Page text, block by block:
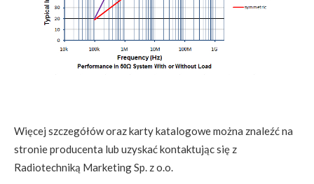
Więcej szczegółów oraz karty katalogowe można znaleźć na
stronie producenta lub uzyskać kontaktując się z
Radiotechniką Marketing Sp. z o.o.